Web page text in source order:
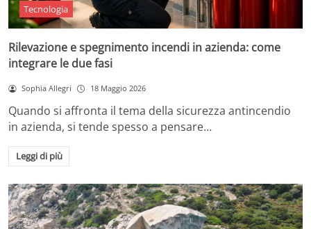
Tecnologia
Rilevazione e spegnimento incendi in azienda: come
integrare le due fasi
Sophia Allegri 18 Maggio 2026
Quando si affronta il tema della sicurezza antincendio
in azienda, si tende spesso a pensare…
Leggi di più